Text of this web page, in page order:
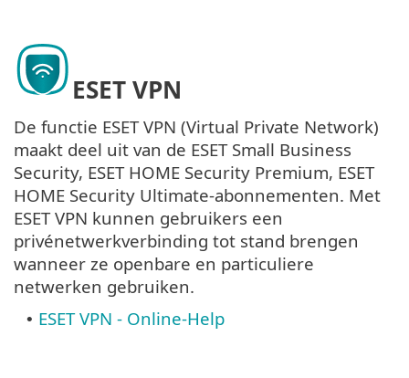
ESET VPN
De functie ESET VPN (Virtual Private Network)
maakt deel uit van de ESET Small Business
Security, ESET HOME Security Premium, ESET
HOME Security Ultimate-abonnementen. Met
ESET VPN kunnen gebruikers een
privénetwerkverbinding tot stand brengen
wanneer ze openbare en particuliere
netwerken gebruiken.
• ESET VPN - Online-Help